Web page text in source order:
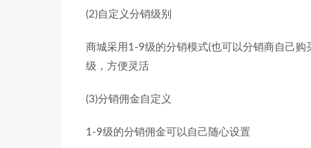
(2)自定义分销级别
商城采用1-9级的分销模式(也可以分销商自己
级，方便灵活
(3)分销佣金自定义
1-9级的分销佣金可以自己随心设置